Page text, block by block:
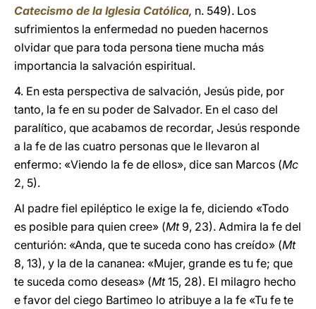
Catecismo de la Iglesia Católica, n. 549). Los
sufrimientos la enfermedad no pueden hacernos
olvidar que para toda persona tiene mucha más
importancia la salvación espiritual.
4. En esta perspectiva de salvación, Jesús pide, por
tanto, la fe en su poder de Salvador. En el caso del
paralítico, que acabamos de recordar, Jesús responde
a la fe de las cuatro personas que le llevaron al
enfermo: «Viendo la fe de ellos», dice san Marcos (Mc
2, 5).
Al padre fiel epiléptico le exige la fe, diciendo «Todo
es posible para quien cree» (Mt9, 23). Admira la fe del
centurión: «Anda, que te suceda cono has creído» (Mt
8, 13), y la de la cananea: «Mujer, grande es tu fe; que
te suceda como deseas» (Mt15, 28). El milagro hecho
e favor del ciego Bartimeo lo atribuye a la fe «Tu fe te